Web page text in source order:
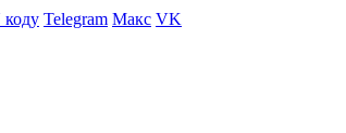
коду Telegram Макс VK